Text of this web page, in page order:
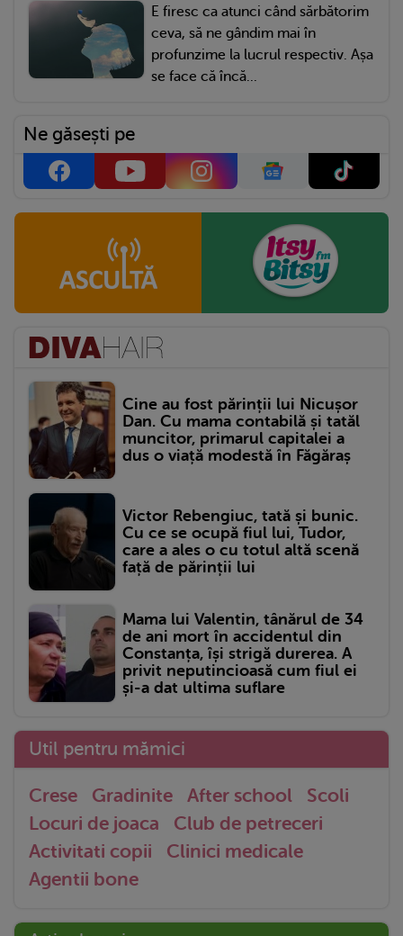
E firesc ca atunci când sărbătorim
ceva, să ne gândim mai în
profunzime la lucrul respectiv. Așa
se face că încă...
Ne găsești pe
Cine au fost părinții lui Nicușor
Dan. Cu mama contabilă și tatăl
muncitor, primarul capitalei a
dus o viață modestă în Făgăraș
Victor Rebengiuc, tată și bunic.
Cu ce se ocupă fiul lui, Tudor,
care a ales o cu totul altă scenă
față de părinții lui
Mama lui Valentin, tânărul de 34
de ani mort în accidentul din
Constanța, își strigă durerea. A
privit neputincioasă cum fiul ei
și-a dat ultima suflare
Util pentru mămici
Crese Gradinite After school
Scoli
Locuri de joaca
Club de petreceri
Activitati copii
Clinici medicale
Agentii bone